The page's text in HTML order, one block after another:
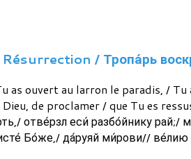
/ Тропа́рь
as ouvert au larron le paradis, /
de proclamer / que Tu es
отве́рзл еси́ разбо́йнику рай;/
Бо́же,/ да́руяй ми́рови//